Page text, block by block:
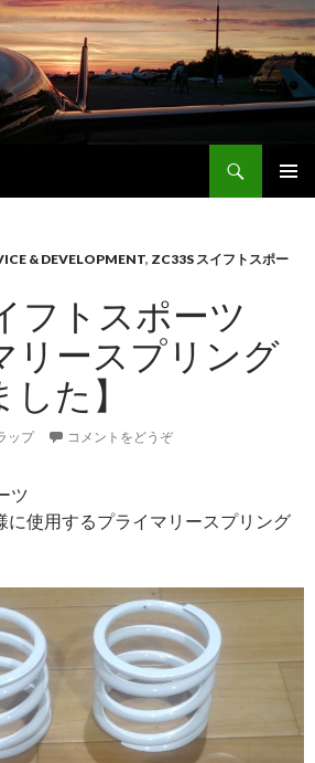
& DEVELOPMENT, ZC33S スイフトスポー
フトスポーツ
リースプリング
た】
ップ コメントをどうぞ
ツ
に使用するプライマリースプリング